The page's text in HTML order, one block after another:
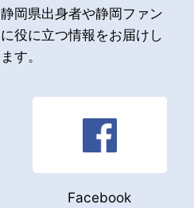
静岡県出身者や静岡ファン
に役に立つ情報をお届けし
ます。
Facebook